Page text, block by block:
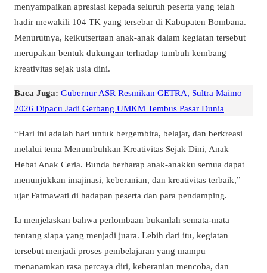
menyampaikan apresiasi kepada seluruh peserta yang telah
hadir mewakili 104 TK yang tersebar di Kabupaten Bombana.
Menurutnya, keikutsertaan anak-anak dalam kegiatan tersebut
merupakan bentuk dukungan terhadap tumbuh kembang
kreativitas sejak usia dini.
Baca Juga: Gubernur ASR Resmikan GETRA, Sultra Maimo
2026 Dipacu Jadi Gerbang UMKM Tembus Pasar Dunia
“Hari ini adalah hari untuk bergembira, belajar, dan berkreasi
melalui tema Menumbuhkan Kreativitas Sejak Dini, Anak
Hebat Anak Ceria. Bunda berharap anak-anakku semua dapat
menunjukkan imajinasi, keberanian, dan kreativitas terbaik,”
ujar Fatmawati di hadapan peserta dan para pendamping.
Ia menjelaskan bahwa perlombaan bukanlah semata-mata
tentang siapa yang menjadi juara. Lebih dari itu, kegiatan
tersebut menjadi proses pembelajaran yang mampu
menanamkan rasa percaya diri, keberanian mencoba, dan